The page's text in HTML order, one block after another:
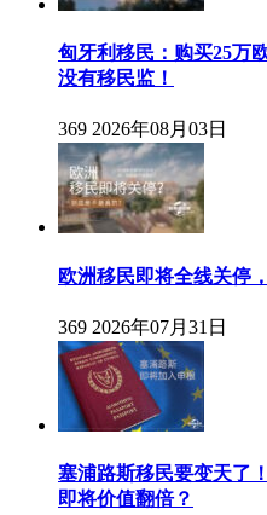
匈牙利移民：购买25万
没有移民监！
369 2026年08月03日
欧洲移民即将全线关停
369 2026年07月31日
塞浦路斯移民要变天了
即将价值翻倍？